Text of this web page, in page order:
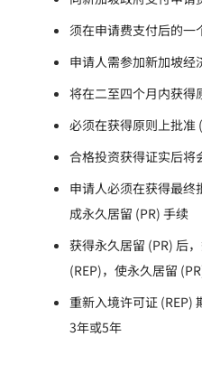
须在申请费支付后的一
申请人需参加新加坡经
将在二至四个月内获得
必须在获得原则上批准
合格投资获得证实后将
申请人必须在获得最
成永久居留 (PR) 手续
获得永久居留 (PR) 后
(REP)，使永久居留
重新入境许可证 (REP)
3年或5年